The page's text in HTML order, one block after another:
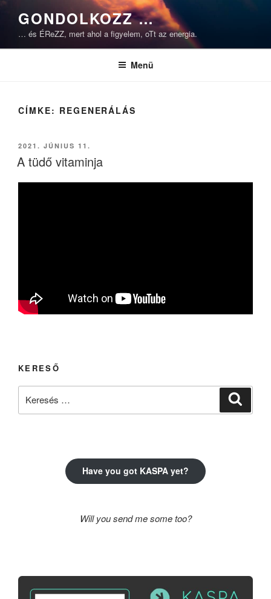
Tartalomhoz
GONDOLKOZZ …
… és ÉReZZ, mert ahol a figyelem, oTt az energia.
Menü
CÍMKE: REGENERÁLÁS
BEKÜLDVE:
2021. JÚNIUS 11.
A tüdő vitaminja
KERESŐ
Have you got KASPA yet?
Will you send me some too?